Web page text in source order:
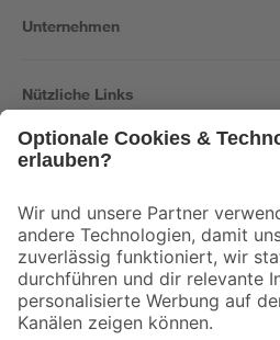
Unternehmen
Nützliche Links
Der toom Newsletter: Keine Angebote und
Zur Newsletter Anmeldung
Folge uns